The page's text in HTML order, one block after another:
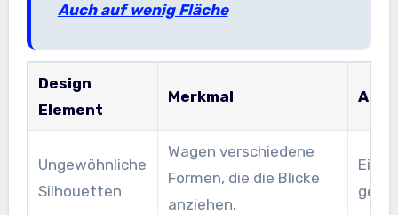
Auch auf wenig Fläche
Design
Element
Merkmal
Ungewöhnliche
Silhouetten
Wagen verschiedene
Formen, die die Blicke
anziehen.
Ein